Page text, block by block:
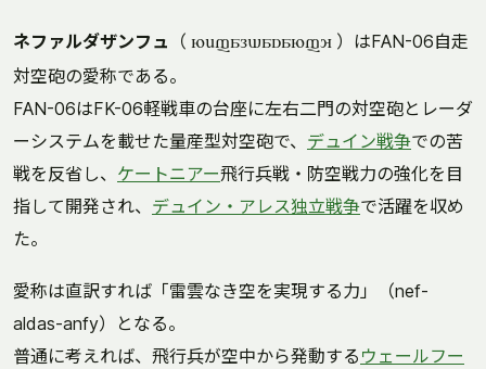
ネファルダザンフュ （ nefaldasanfy ）はFAN-06自走
対空砲の愛称である。
FAN-06はFK-06軽戦車の台座に左右二門の対空砲とレーダ
ーシステムを載せた量産型対空砲で、 デュイン戦争での苦
戦を反省し、 ケートニアー飛行兵戦・防空戦力の強化を目
指して開発され、 デュイン・アレス独立戦争で活躍を収め
た。
愛称は直訳すれば「雷雲なき空を実現する力」（nef-
aldas-anfy）となる。
普通に考えれば、飛行兵が空中から発動する ウェールフー